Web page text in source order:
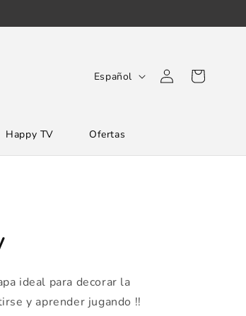
Happy TV Ofertas
o
m
Español
Iniciar
sesión
Carrito
ideal para decorar la
y aprender jugando !!